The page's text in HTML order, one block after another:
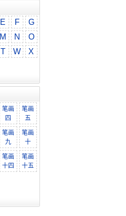
E F
G
M N
O
T W
X
笔画
四
笔画
五
笔画
九
笔画
十
笔画
十四
笔画
十五